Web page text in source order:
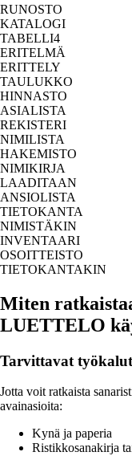
RUNOSTO
KATALOGI
TABELLI4
ERITELMÄ
ERITTELY
TAULUKKO
HINNASTO
ASIALISTA
REKISTERI
NIMILISTA
HAKEMISTO
NIMIKIRJA
LAADITAAN
ANSIOLISTA
TIETOKANTA
NIMISTÄKIN
INVENTAARI
OSOITTEISTO
TIETOKANTAKIN
Miten
LUETTELO
Tarvittavat työkalut
Jotta voit ratkaista
avainasioita:
Kynä ja paperia
Ristikkosanakirja